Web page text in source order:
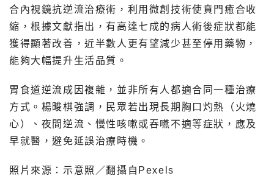
合內視鏡抗逆流治療術，利用微創技術使賁門癒合收
縮，根據文獻指出，有高達七成的病人術後症狀都能
獲得顯著改善，近半數人更有望減少甚至停用藥物，
能夠大幅提升生活品質。
胃食道逆流成因複雜，並非所有人都適合同一種治療
方式。楊畯棋強調，民眾若出現長期胸口灼熱（火燒
心）、夜間逆流、慢性咳嗽或吞嚥不適等症狀，應及
早就醫，避免延誤治療時機。
照片來源：示意照／翻攝自Pexels